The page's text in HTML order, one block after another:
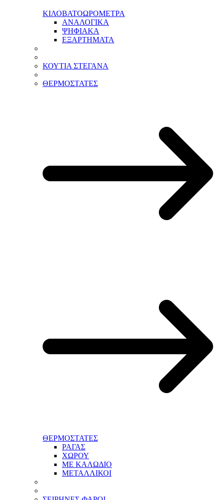
ΚΙΛΟΒΑΤΟΩΡΟΜΕΤΡΑ
ΑΝΑΛΟΓΙΚΑ
ΨΗΦΙΑΚΑ
ΕΞΑΡΤΗΜΑΤΑ
ΚΟΥΤΙΑ ΣΤΕΓΑΝΑ
ΘΕΡΜΟΣΤΑΤΕΣ
ΘΕΡΜΟΣΤΑΤΕΣ
ΡΑΓΑΣ
ΧΩΡΟΥ
ΜΕ ΚΑΛΩΔΙΟ
ΜΕΤΑΛΛΙΚΟΙ